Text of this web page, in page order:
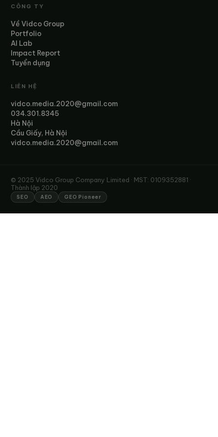
CÔNG TY
Về Vidco Group
Portfolio
AI Lab
Impact Report
Tuyển dụng
LIÊN HỆ
vidco.media.2020@gmail.com
034.301.8345
Hà Nội
Cầu Giấy, Hà Nội
vidco.media.2020@gmail.com
© 2025 Vidco Group Company Limited · MST: 0109352881 ·
Thành lập 2020
SEO AEO GEO Pioneer